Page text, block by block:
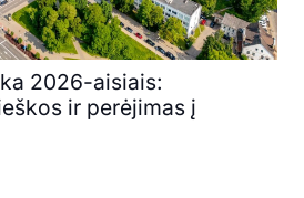
2026-aisiais:
ir perėjimas į